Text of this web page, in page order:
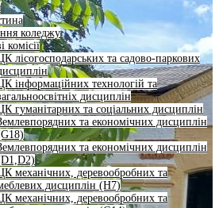
коледжу
комісії
лісогосподарських та садово-паркових
інформаційних технологій та
дисциплін
гуманітарних та соціальних дисциплін
та економічних дисциплін
та економічних дисциплін
механічних, деревообробних та
дисциплін (H7)
механічних, деревообробних та